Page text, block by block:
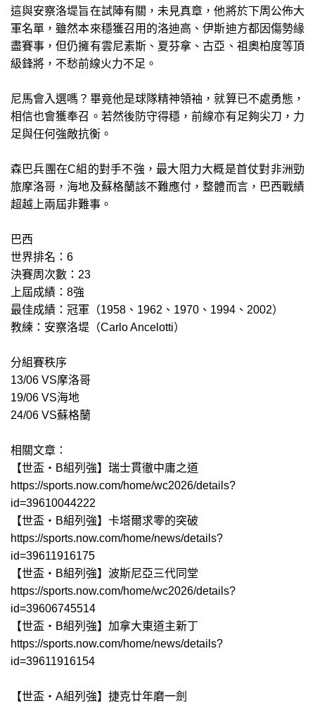
這與安察洛堤旨在試陣有關，未見真章，他將於下周公佈大
軍名單，雖然本來穩獲召用的洛迪高、伊斯迪方都因傷勢緣
盡賽事，但仍擁有雲尼素斯、夏芬拿、古亞、祖奧柏度等頂
級鋒將，不愁前線火力不足。
尼馬會入選嗎？畢竟他是球隊精神領袖，就算已不處勇態，
相信也會獲奉召。若然後防守得穩，前線亦有足夠尖刀，力
足與任何強敵抗衡。
森巴兵團在C組的對手不強，最大阻力大概是首仗對非洲勁
旅摩洛哥，海地及蘇格蘭該不難應付，整體而言，巴西戰績
超越上兩屆非難事。
巴西
世界排名：6
決賽周次數：23
上屆成績：8強
最佳成績：冠軍（1958、1962、1970、1994、2002）
教練：安察洛堤（Carlo Ancelotti）
分組賽秩序
13/06 VS摩洛哥
19/06 VS海地
24/06 VS蘇格蘭
相關文章：
【世盃‧B組列強】瑞士貫徹中庸之道
https://sports.now.com/home/wc2026/details?
id=39610044222
【世盃‧B組列強】卡塔爾求零的突破
https://sports.now.com/home/news/details?
id=39611916175
【世盃‧B組列強】波斯尼亞三代同堂
https://sports.now.com/home/wc2026/details?
id=39606745514
【世盃‧B組列強】加拿大東道主新丁
https://sports.now.com/home/news/details?
id=39611916154
【世盃‧A組列強】捷克廿年磨一劍